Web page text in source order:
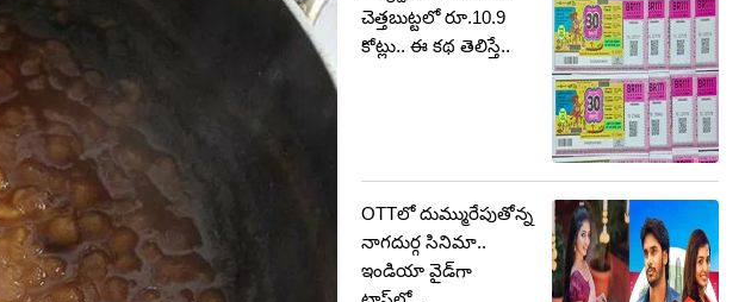
చెత్తబుట్టలో రూ.10.9
కోట్లు.. ఈ కథ తెలిస్తే..
OTTలో దుమ్మురేపుతోన్న
నాగదుర్గ సినిమా..
ఇండియా వైడ్‌గా